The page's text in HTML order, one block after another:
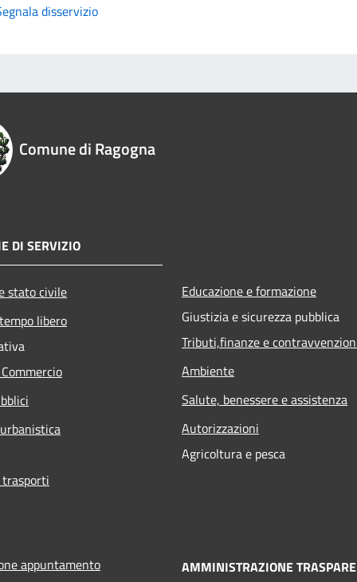
disservizio
Comune di Ragogna
DI SERVIZIO
stato civile
libero
Educazione e formazione
Giustizia e sicurezza pubblica
Tributi,finanze e
Ambiente
Salute, benessere e assistenza
Autorizzazioni
Agricoltura e pesca
appuntamento
AMMINISTRAZIONE